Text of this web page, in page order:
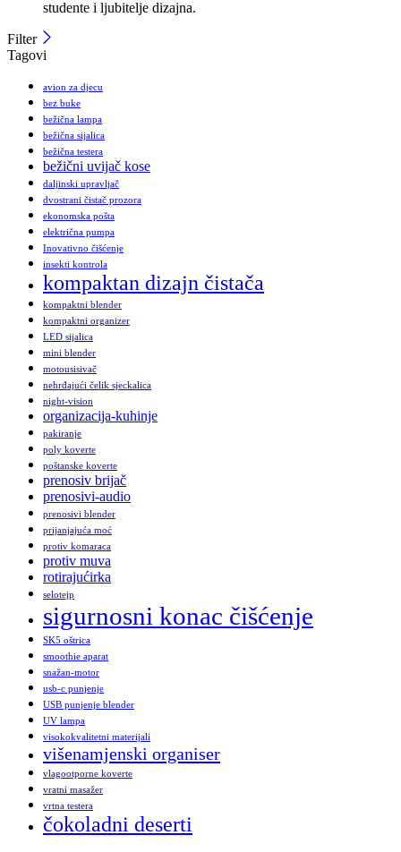
studente i ljubitelje dizajna.
Filter
Tagovi
avion za djecu
bez buke
bežična lampa
bežična sijalica
bežična testera
bežični uvijač kose
daljinski upravljač
dvostrani čistač prozora
ekonomska pošta
električna pumpa
Inovativno čišćenje
insekti kontrola
kompaktan dizajn čistača
kompaktni blender
kompaktni organizer
LED sijalica
mini blender
motousisivač
nehrđajući čelik sjeckalica
night-vision
organizacija-kuhinje
pakiranje
poly koverte
poštanske koverte
prenosiv brijač
prenosivi-audio
prenosivi blender
prijanjajuća moć
protiv komaraca
protiv muva
rotirajućirka
selotejp
sigurnosni konac čišćenje
SK5 oštrica
smoothie aparat
snažan-motor
usb-c punjenje
USB punjenje blender
UV lampa
visokokvalitetni materijali
višenamjenski organiser
vlagootporne koverte
vratni masažer
vrtna testera
čokoladni deserti